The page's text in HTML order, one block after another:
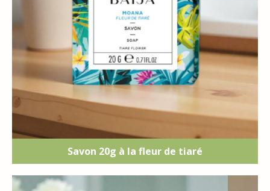
Savon 20g à la fleur de tiaré